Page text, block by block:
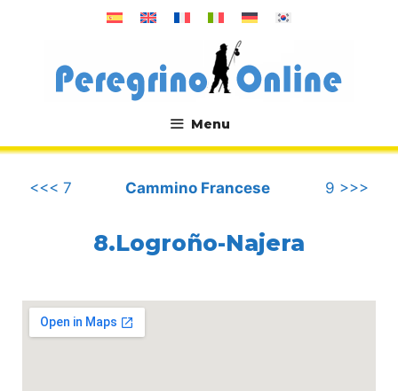
Menu
.
<<< 7
Cammino Francese 9 >>>
8.Logroño-Najera